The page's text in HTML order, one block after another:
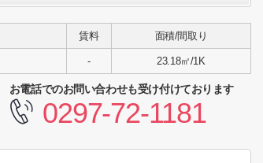
賃料 面積/間取り
- 23.18㎡/1K
お電話でのお問い合わせも受け付けております
0297-72-1181